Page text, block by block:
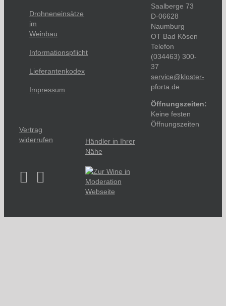
Drohneneinsätze
im
Weinbau
Informationspflicht
Lieferantenkodex
Impressum
Vertrag
widerrufen
Saalberge 73
D-06628
Naumburg
OT Bad Kösen
Telefon
(034463) 300-
37
service@kloster-
pforta.de
Öffnungszeiten:
Keine festen
Öffnungszeiten
Händler in Ihrer
Nähe